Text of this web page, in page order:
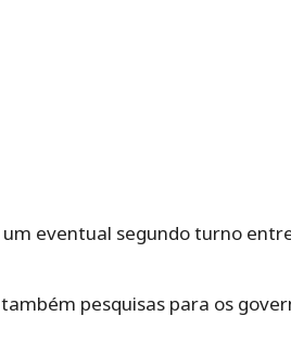
eventual segundo turno
pesquisas para os